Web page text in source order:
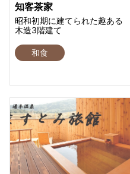
知客茶家
昭和初期に建てられた趣ある
木造3階建て
和食